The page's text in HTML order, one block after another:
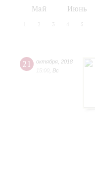
Май Июнь
2 3 4 5
21 октября 2018
15:00 Вс